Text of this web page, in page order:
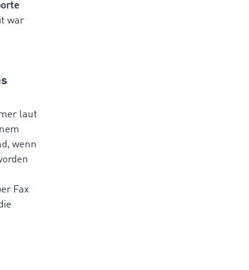
war
laut
wenn
Fax